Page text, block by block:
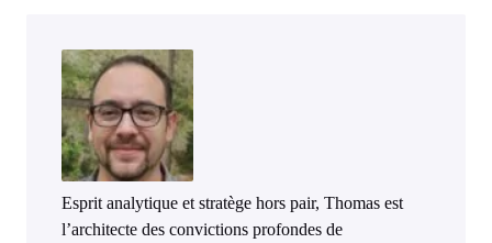
Esprit analytique et stratège hors pair, Thomas est
l’architecte des convictions profondes de